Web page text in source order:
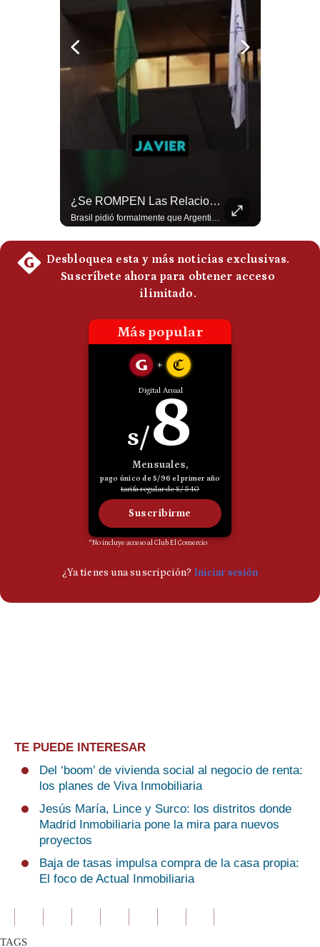
¿Se ROMPEN Las Relaciones Entre Brasil Y Argentina? | Gestión Mundo
TE PUEDE INTERESAR
Del ‘boom’ de vivienda social al negocio de renta:
los planes de Viva Inmobiliaria
Jesús María, Lince y Surco: los distritos donde
Madrid Inmobiliaria pone la mira para nuevos
proyectos
Baja de tasas impulsa compra de la casa propia:
El foco de Actual Inmobiliaria
TAGS